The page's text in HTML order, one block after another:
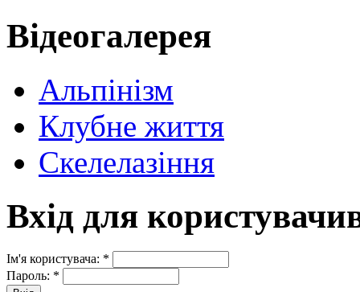
Відеогалерея
Альпінізм
Клубне життя
Скелелазіння
Вхід для
Ім'я користувача: *
Пароль: *